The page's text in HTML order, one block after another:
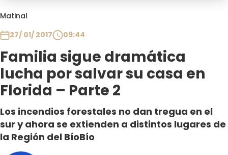
Matinal
27/ 01/ 2017
09:44
Familia sigue dramática
lucha por salvar su casa en
Florida – Parte 2
Los incendios forestales no dan tregua en el
sur y ahora se extienden a distintos lugares de
la Región del BíoBío
Contigo en Directo
Plan Perfecto
El Tiempo
Sabingo
Todos Los Programas